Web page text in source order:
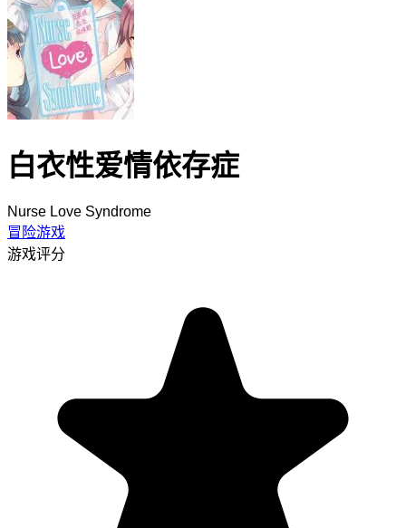
白衣性爱情依存症
Nurse Love Syndrome
冒险游戏
游戏评分